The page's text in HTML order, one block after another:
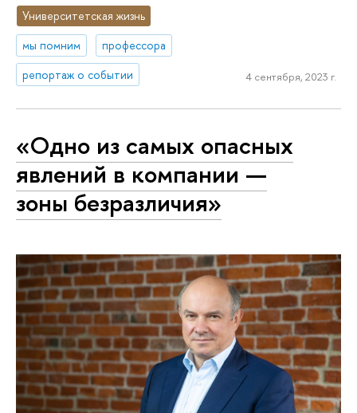
Университетская жизнь
мы помним
профессора
репортаж о событии
4 сентября, 2023 г.
«Одно из самых опасных
явлений в компании —
зоны безразличия»